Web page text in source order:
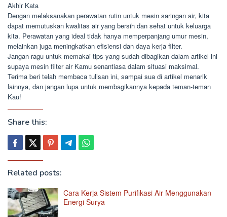
Akhir Kata
Dengan melaksanakan perawatan rutin untuk mesin saringan air, kita
dapat memutuskan kwalitas air yang bersih dan sehat untuk keluarga
kita. Perawatan yang ideal tidak hanya memperpanjang umur mesin,
melainkan juga meningkatkan efisiensi dan daya kerja filter.
Jangan ragu untuk memakai tips yang sudah dibagikan dalam artikel ini
supaya mesin filter air Kamu senantiasa dalam situasi maksimal.
Terima beri telah membaca tulisan ini, sampai sua di artikel menarik
lainnya, dan jangan lupa untuk membagikannya kepada teman-teman
Kau!
Share this:
Related posts:
Cara Kerja Sistem Purifikasi Air Menggunakan
Energi Surya